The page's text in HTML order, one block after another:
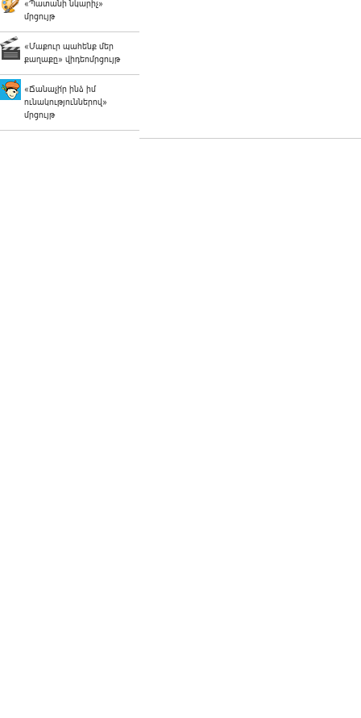
«Պատանի նկարիչ»
մրցույթ
«Մաքուր պահենք մեր
քաղաքը» վիդեոմրցույթ
«Ճանաչի՛ր ինձ իմ
ունակություններով»
մրցույթ